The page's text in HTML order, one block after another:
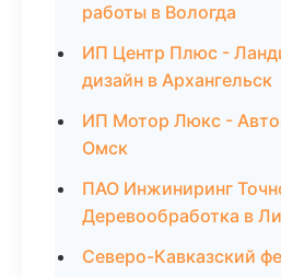
работы в Вологда
ИП Центр Плюс -
дизайн в Архангельск
ИП Мотор Люкс -
Омск
ПАО Инжиниринг
Деревообработка в
Северо-Кавказский